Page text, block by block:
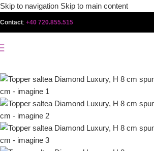
Skip to navigation Skip to main content
Contact: +40 720.855.515